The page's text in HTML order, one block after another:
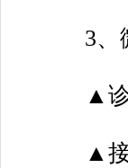
3、微
▲诊
▲接诊